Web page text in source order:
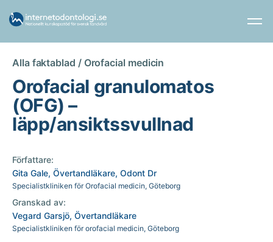
Alla faktablad / Orofacial medicin
Orofacial granulomatos
(OFG) –
läpp/ansiktssvullnad
Författare:
Gita Gale, Övertandläkare, Odont Dr
Specialistkliniken för Orofacial medicin, Göteborg
Granskad av:
Vegard Garsjö, Övertandläkare
Specialistkliniken för orofacial medicin, Göteborg